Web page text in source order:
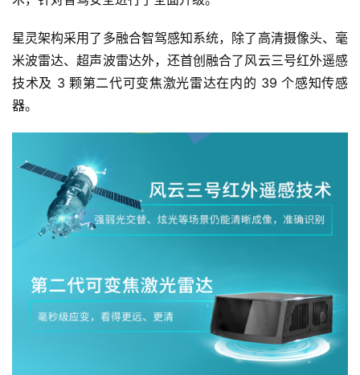
星灵架构采用了多融合智驾感知系统，除了高清摄像头、毫
米波雷达、超声波雷达外，还首创融合了风云三号红外遥感
技术及 3 颗第二代可变焦激光雷达在内的 39 个感知传感
器。